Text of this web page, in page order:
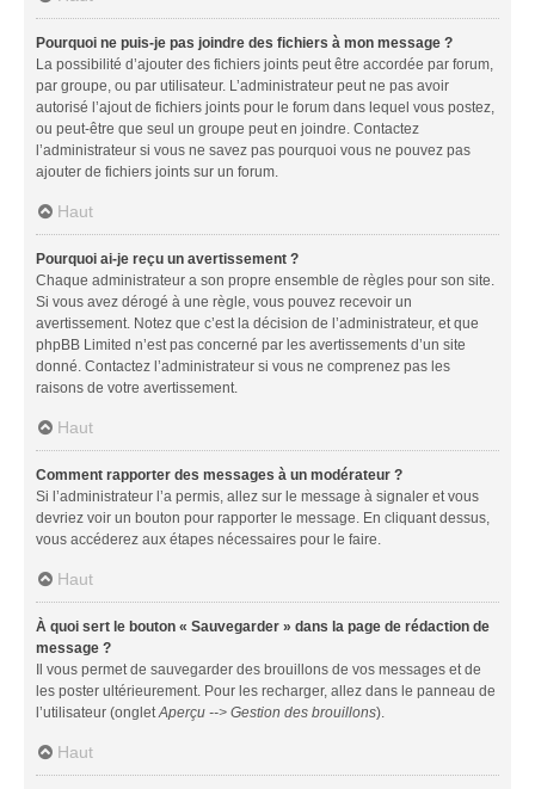
Pourquoi ne puis-je pas joindre des fichiers à mon message ?
La possibilité d’ajouter des fichiers joints peut être accordée par forum,
par groupe, ou par utilisateur. L’administrateur peut ne pas avoir
autorisé l’ajout de fichiers joints pour le forum dans lequel vous postez,
ou peut-être que seul un groupe peut en joindre. Contactez
l’administrateur si vous ne savez pas pourquoi vous ne pouvez pas
ajouter de fichiers joints sur un forum.
Haut
Pourquoi ai-je reçu un avertissement ?
Chaque administrateur a son propre ensemble de règles pour son site.
Si vous avez dérogé à une règle, vous pouvez recevoir un
avertissement. Notez que c’est la décision de l’administrateur, et que
phpBB Limited n’est pas concerné par les avertissements d’un site
donné. Contactez l’administrateur si vous ne comprenez pas les
raisons de votre avertissement.
Haut
Comment rapporter des messages à un modérateur ?
Si l’administrateur l’a permis, allez sur le message à signaler et vous
devriez voir un bouton pour rapporter le message. En cliquant dessus,
vous accéderez aux étapes nécessaires pour le faire.
Haut
À quoi sert le bouton « Sauvegarder » dans la page de rédaction de
message ?
Il vous permet de sauvegarder des brouillons de vos messages et de
les poster ultérieurement. Pour les recharger, allez dans le panneau de
l’utilisateur (ongletAperçu --> Gestion des brouillons).
Haut